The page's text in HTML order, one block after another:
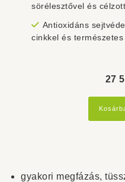
sörélesztővel és
Antioxidáns
cinkkel és
27
gyakori megfázás,